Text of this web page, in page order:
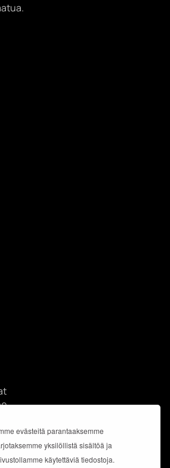
evästeitä parantaaksemme
yksilöllistä sisältöä ja
käytettäviä tiedostoja.
Easton